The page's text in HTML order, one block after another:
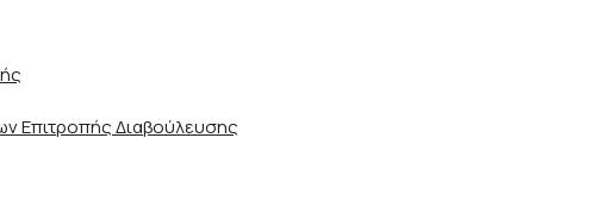
Επιτροπής Διαβούλευσης